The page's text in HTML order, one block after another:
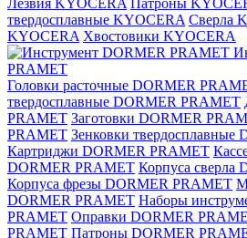
Лезвия KYOCERA Патроны
твердосплавные KYOCERA Сверла
KYOCERA Хвостовики KYOCERA
PRAMET
Головки расточные DORMER
твердосплавные DORMER PRAMET
PRAMET Заготовки DORMER
PRAMET Зенковки твердосплавные
Картриджи DORMER PRAMET
DORMER PRAMET Корпуса сверла
Корпуса фрезы DORMER PRAMET
DORMER PRAMET Наборы
PRAMET Оправки DORMER
PRAMET Патроны DORMER